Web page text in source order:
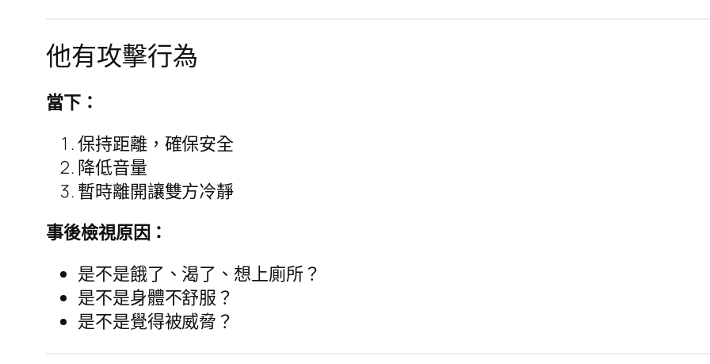
他有攻擊行為
當下：
保持距離，確保安全
降低音量
暫時離開讓雙方冷靜
事後檢視原因：
是不是餓了、渴了、想上廁所？
是不是身體不舒服？
是不是覺得被威脅？